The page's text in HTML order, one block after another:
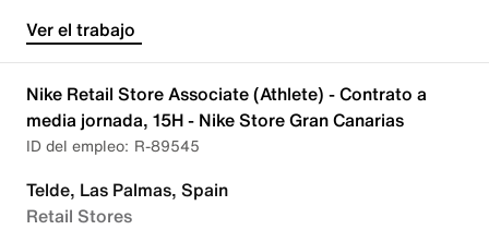
Ver el trabajo
Nike Retail Store Associate (Athlete) - Contrato a
media jornada, 15H - Nike Store Gran Canarias
R-89545
Telde, Las Palmas, Spain
Retail Stores